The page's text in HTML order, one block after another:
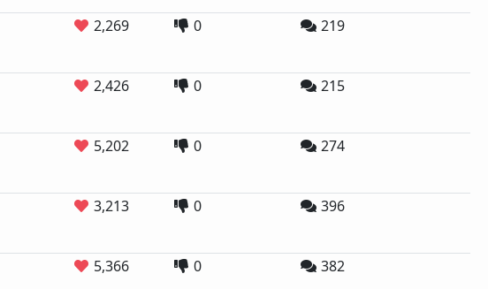
2,269 0 219
2,426 0 215
5,202 0 274
3,213 0 396
5,366 0 382